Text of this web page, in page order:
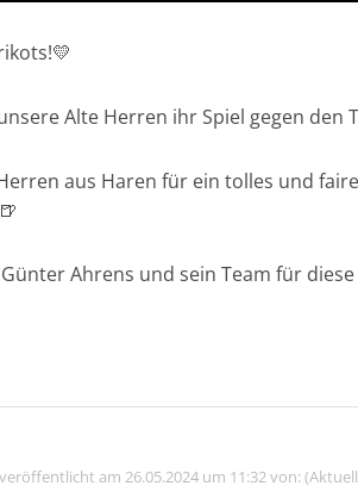
Alte Herren ihr Spiel gegen den
aus Haren für ein tolles und
Ahrens und sein Team für
am 26.05.2024 um 11:32 von: